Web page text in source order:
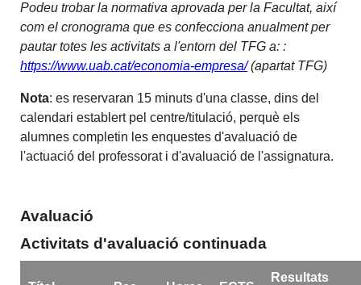
Podeu trobar la normativa aprovada per la Facultat, així
com el cronograma que es confecciona anualment per
pautar totes les activitats a l'entorn del TFG a::
https://www.uab.cat/economia-empresa/(apartat TFG)
Nota: es reservaran 15 minuts d'una classe, dins del
calendari establert pel centre/titulació, perquè els
alumnes completin les enquestes d'avaluació de
l'actuació del professorat i d'avaluació de l'assignatura.
Avaluació
Activitats d'avaluació continuada
Resultats